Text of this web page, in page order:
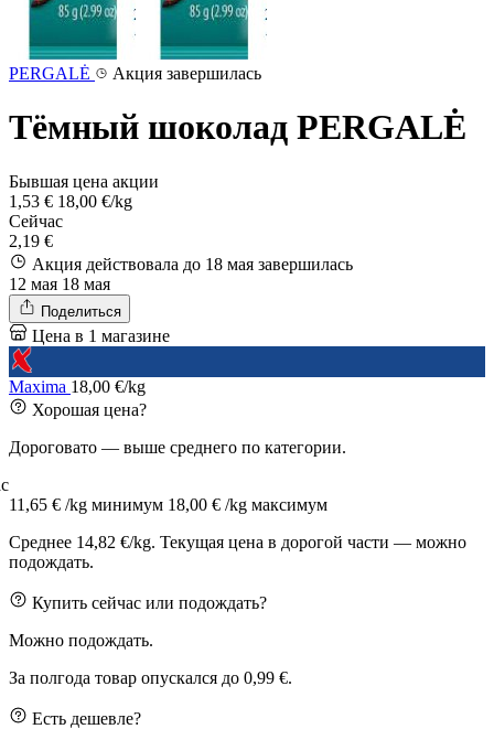
PERGALĖ Акция завершилась
Тёмный шоколад PERGALĖ
Бывшая цена акции
1,53 € 18,00 €/kg
Сейчас
2,19 €
Акция действовала до 18 мая завершилась
12 мая 18 мая
Поделиться
Цена в 1 магазине
Maxima 18,00 €/kg
Хорошая цена?
Дороговато — выше среднего по категории.
11,65 € /kg минимум 18,00 € /kg максимум
Среднее 14,82 €/kg. Текущая цена в дорогой части — можно
подождать.
Купить сейчас или подождать?
Можно подождать.
За полгода товар опускался до 0,99 €.
Есть дешевле?